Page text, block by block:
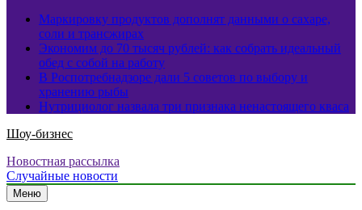
Маркировку продуктов дополнят данными о сахаре,
соли и трансжирах
Экономим до 70 тысяч рублей: как собрать идеальный
обед с собой на работу
В Роспотребнадзоре дали 5 советов по выбору и
хранению рыбы
Нутрициолог назвала три признака ненастоящего кваса
Шоу-бизнес
Новостная рассылка
Случайные новости
Меню